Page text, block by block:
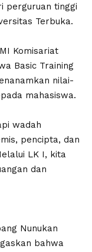
perguruan tinggi
Terbuka.
Komisariat
Basic Training
nilai-
mahasiswa.
wadah
pencipta, dan
LK I, kita
dan
Nunukan
bahwa